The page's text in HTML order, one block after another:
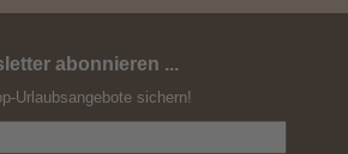
abonnieren ...
Urlaubsangebote sichern!